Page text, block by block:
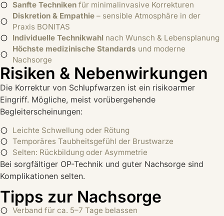
Sanfte Techniken für minimalinvasive Korrekturen
Diskretion & Empathie – sensible Atmosphäre in der
Praxis BONITAS
Individuelle Technikwahl nach Wunsch & Lebensplanung
Höchste medizinische Standards und moderne
Nachsorge
Risiken & Nebenwirkungen
Die Korrektur von Schlupfwarzen ist ein risikoarmer
Eingriff. Mögliche, meist vorübergehende
Begleiterscheinungen:
Leichte Schwellung oder Rötung
Temporäres Taubheitsgefühl der Brustwarze
Selten: Rückbildung oder Asymmetrie
Bei sorgfältiger OP-Technik und guter Nachsorge sind
Komplikationen selten.
Tipps zur Nachsorge
Verband für ca. 5–7 Tage belassen